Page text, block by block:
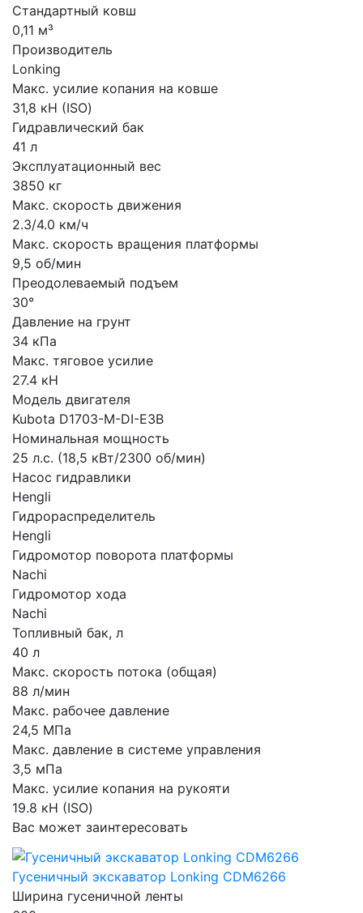
Стандартный ковш
0,11 м³
Производитель
Lonking
Макс. усилие копания на ковше
31,8 кН (ISO)
Гидравлический бак
41 л
Эксплуатационный вес
3850 кг
Макс. скорость движения
2.3/4.0 км/ч
Макс. скорость вращения платформы
9,5 об/мин
Преодолеваемый подъем
30°
Давление на грунт
34 кПа
Макс. тяговое усилие
27.4 кН
Модель двигателя
Kubota D1703-M-DI-E3B
Номинальная мощность
25 л.с. (18,5 кВт/2300 об/мин)
Насос гидравлики
Hengli
Гидрораспределитель
Hengli
Гидромотор поворота платформы
Nachi
Гидромотор хода
Nachi
Топливный бак, л
40 л
Макс. скорость потока (общая)
88 л/мин
Макс. рабочее давление
24,5 МПа
Макс. давление в системе управления
3,5 мПа
Макс. усилие копания на рукояти
19.8 кН (ISO)
Вас может заинтересовать
Гусеничный экскаватор Lonking CDM6266
Ширина гусеничной ленты